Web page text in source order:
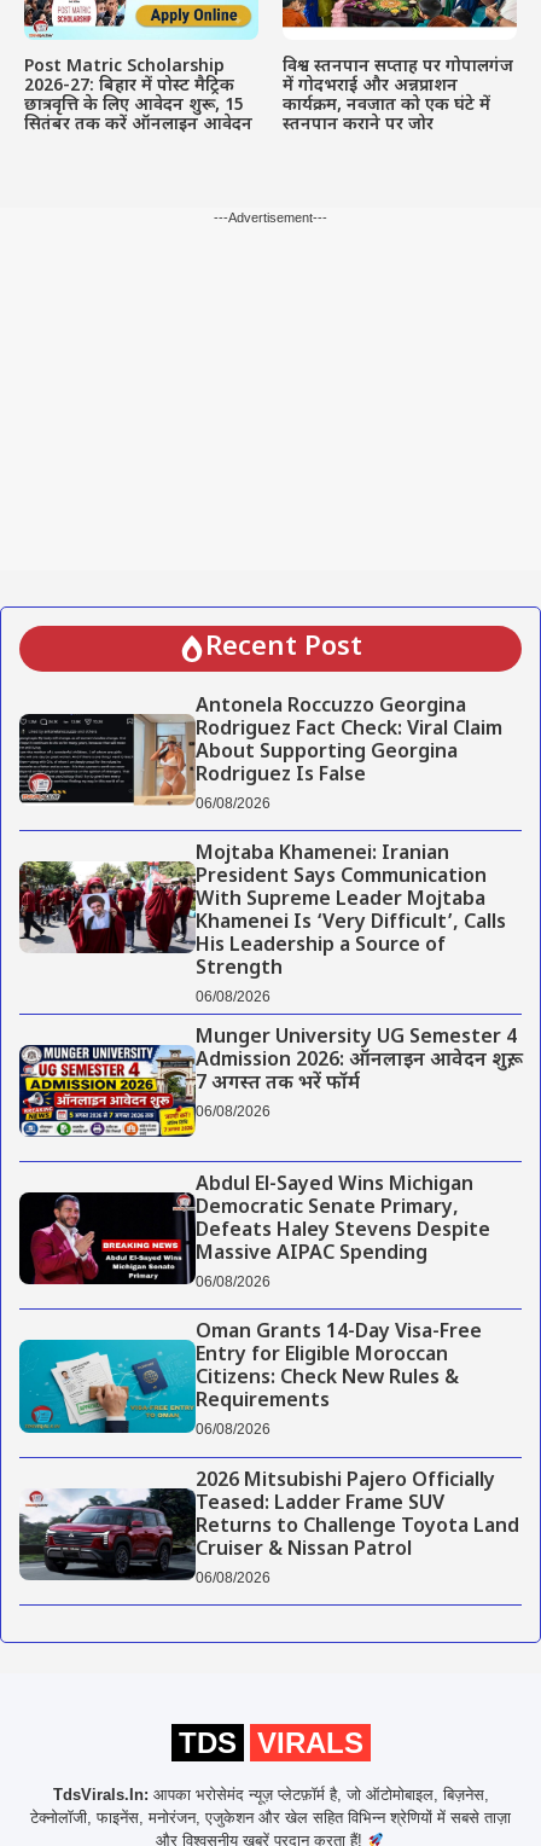
Post Matric Scholarship
2026-27: बिहार में पोस्ट मैट्रिक
छात्रवृत्ति के लिए आवेदन शुरू, 15
सितंबर तक करें ऑनलाइन आवेदन
विश्व स्तनपान सप्ताह पर गोपालगंज
में गोदभराई और अन्नप्राशन
कार्यक्रम, नवजात को एक घंटे में
स्तनपान कराने पर जोर
---Advertisement---
Recent Post
Antonela Roccuzzo Georgina
Rodriguez Fact Check: Viral Claim
About Supporting Georgina
Rodriguez Is False
06/08/2026
Mojtaba Khamenei: Iranian
President Says Communication
With Supreme Leader Mojtaba
Khamenei Is ‘Very Difficult’, Calls
His Leadership a Source of
Strength
06/08/2026
Munger University UG Semester 4
Admission 2026: ऑनलाइन आवेदन शुरू,
7 अगस्त तक भरें फॉर्म
06/08/2026
Abdul El-Sayed Wins Michigan
Democratic Senate Primary,
Defeats Haley Stevens Despite
Massive AIPAC Spending
06/08/2026
Oman Grants 14-Day Visa-Free
Entry for Eligible Moroccan
Citizens: Check New Rules &
Requirements
06/08/2026
2026 Mitsubishi Pajero Officially
Teased: Ladder Frame SUV
Returns to Challenge Toyota Land
Cruiser & Nissan Patrol
06/08/2026
TDS VIRALS
TdsVirals.In: आपका भरोसेमंद न्यूज़ प्लेटफ़ॉर्म है, जो ऑटोमोबाइल, बिज़नेस,
टेक्नोलॉजी, फाइनेंस, मनोरंजन, एजुकेशन और खेल सहित विभिन्न श्रेणियों में सबसे ताज़ा
और विश्वसनीय खबरें प्रदान करता हैं!